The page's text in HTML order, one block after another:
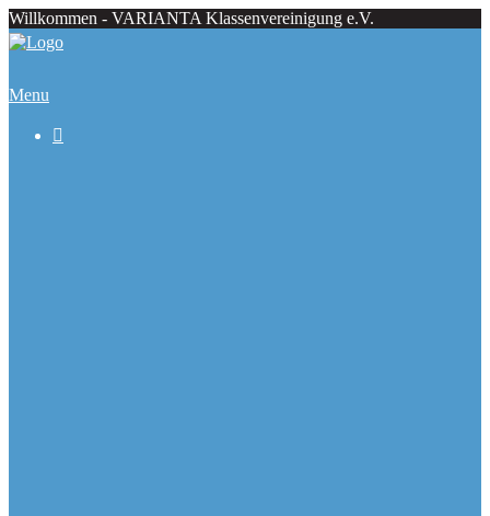
Willkommen - VARIANTA Klassenvereinigung e.V.
Menu
